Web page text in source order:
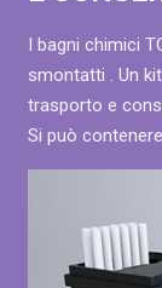
I bagni chimici
smontatti . Un
trasporto e
Si può